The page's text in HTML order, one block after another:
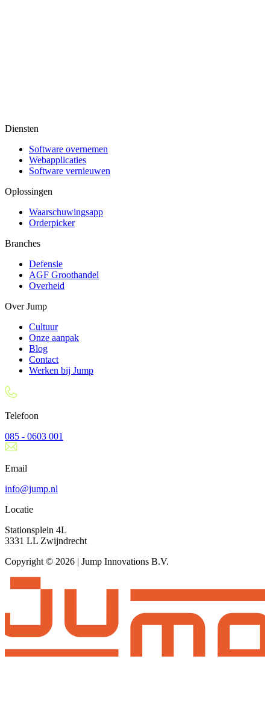
Diensten
Software overnemen
Webapplicaties
Software vernieuwen
Oplossingen
Waarschuwingsapp
Orderpicker
Branches
Defensie
AGF Groothandel
Overheid
Over Jump
Cultuur
Onze aanpak
Blog
Contact
Werken bij Jump
Telefoon
085 - 0603 001
Email
info@jump.nl
Locatie
Stationsplein 4L
3331 LL Zwijndrecht
Copyright © 2026 | Jump Innovations B.V.